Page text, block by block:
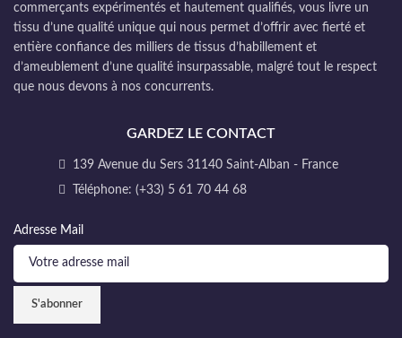
commerçants expérimentés et hautement qualifiés, vous livre un
tissu d’une qualité unique qui nous permet d’offrir avec fierté et
entière confiance des milliers de tissus d’habillement et
d’ameublement d’une qualité insurpassable, malgré tout le respect
que nous devons à nos concurrents.
GARDEZ LE CONTACT
139 Avenue du Sers 31140 Saint-Alban - France
Téléphone: (+33) 5 61 70 44 68
Adresse Mail